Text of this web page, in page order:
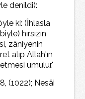
denildi):
ki: (İhlasla
hırsızın
zâniyenin
alıp Allah'ın
umulur."
(1022); Nesâi